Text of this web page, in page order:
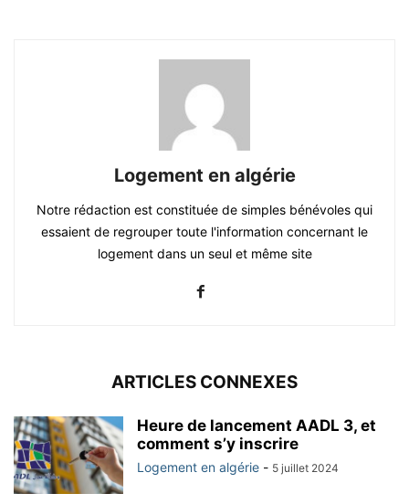
Logement en algérie
Notre rédaction est constituée de simples bénévoles qui
essaient de regrouper toute l'information concernant le
logement dans un seul et même site
ARTICLES CONNEXES
Heure de lancement AADL 3, et
comment s’y inscrire
Logement en algérie - 5 juillet 2024